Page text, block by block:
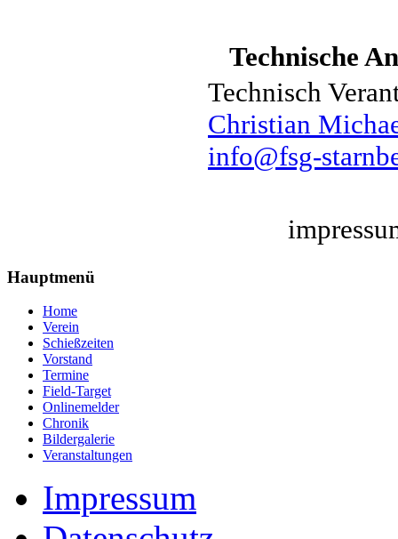
Technische
Technisch
Christian
info@fsg-
Hauptmenü
Home
Verein
Schießzeiten
Vorstand
Termine
Field-Target
Onlinemelder
Chronik
Bildergalerie
Veranstaltungen
Impressum